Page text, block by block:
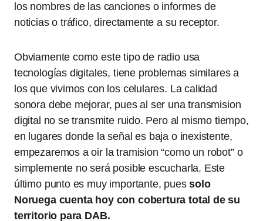
los nombres de las canciones o informes de
noticias o tráfico, directamente a su receptor.
Obviamente como este tipo de radio usa
tecnologías digitales, tiene problemas similares a
los que vivimos con los celulares. La calidad
sonora debe mejorar, pues al ser una transmision
digital no se transmite ruido. Pero al mismo tiempo,
en lugares donde la señal es baja o inexistente,
empezaremos a oir la tramision “como un robot” o
simplemente no será posible escucharla. Este
último punto es muy importante, puessolo
Noruega cuenta hoy con cobertura total de su
territorio para DAB.